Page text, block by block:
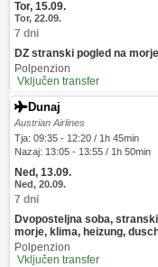
Tor, 15.09.
Tor, 22.09.
7 dni
DZ stranski pogled na morje
Polpenzion
Vključen transfer
Dunaj
Austrian Airlines
Tja: 09:35 - 12:20 / 1h 45min
Nazaj: 13:05 - 13:55 / 1h 50min
Ned, 13.09.
Ned, 20.09.
7 dni
Dvoposteljna soba,
morje, klima, heizung,
Polpenzion
Vključen transfer